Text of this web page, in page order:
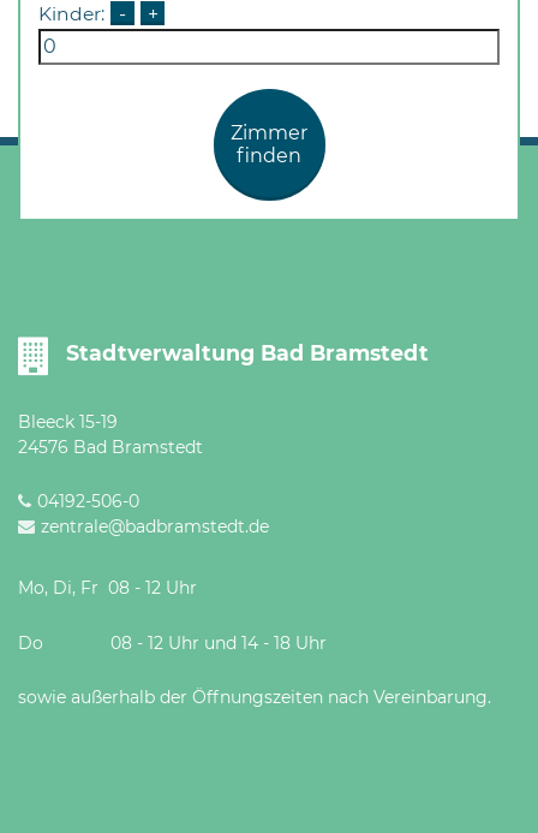
Kinder: - +
Zimmer
finden
Stadtverwaltung Bad Bramstedt
Bleeck 15-19
24576 Bad Bramstedt
04192-506-0
zentrale@badbramstedt.de
Mo, Di, Fr 08 - 12 Uhr
Do 08 - 12 Uhr und 14 - 18 Uhr
sowie außerhalb der Öffnungszeiten nach Vereinbarung.